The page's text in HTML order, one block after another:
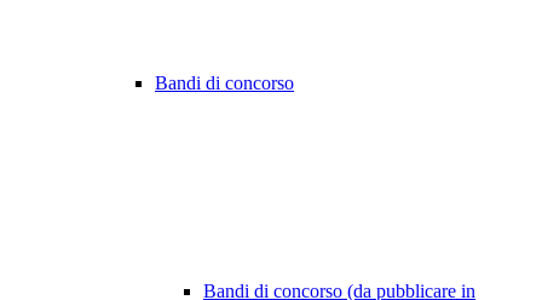
Bandi di concorso
Bandi di concorso (da pubblicare in